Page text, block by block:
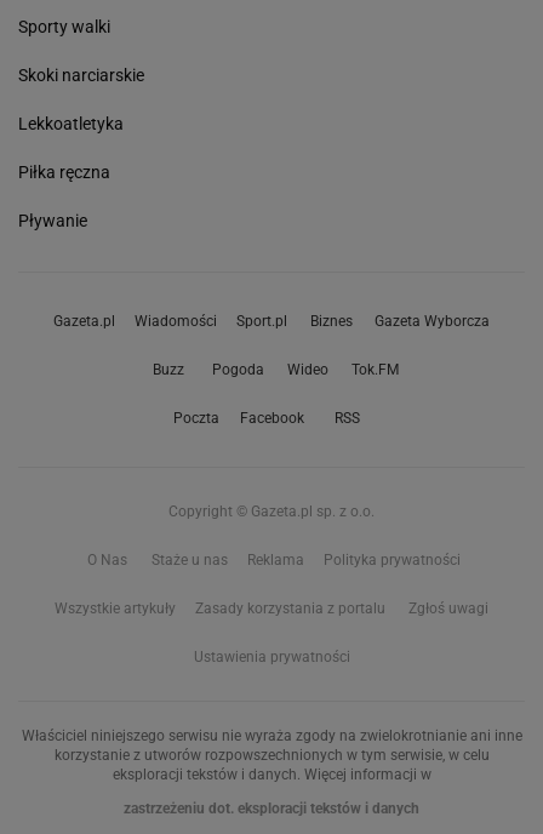
Sporty walki
Skoki narciarskie
Lekkoatletyka
Piłka ręczna
Pływanie
Gazeta.pl Wiadomości Sport.pl Biznes Gazeta Wyborcza
Buzz Pogoda Wideo Tok.FM
Poczta Facebook RSS
Copyright © Gazeta.pl sp. z o.o.
O Nas Staże u nas Reklama Polityka prywatności
Wszystkie artykuły Zasady korzystania z portalu Zgłoś uwagi
Ustawienia prywatności
Właściciel niniejszego serwisu nie wyraża zgody na zwielokrotnianie ani inne
korzystanie z utworów rozpowszechnionych w tym serwisie, w celu
eksploracji tekstów i danych. Więcej informacji w
zastrzeżeniu dot. eksploracji tekstów i danych